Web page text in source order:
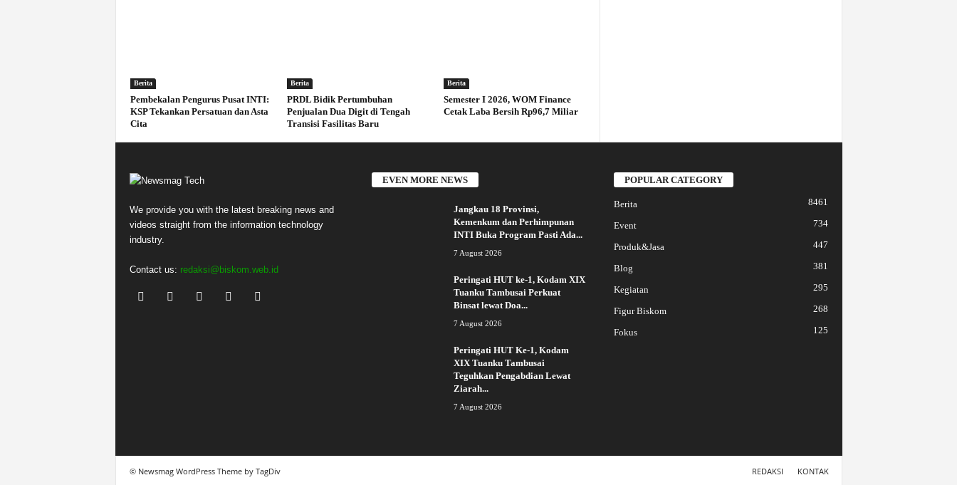
Berita
Pembekalan Pengurus Pusat INTI:
KSP Tekankan Persatuan dan Asta
Cita
Berita
PRDL Bidik Pertumbuhan
Penjualan Dua Digit di Tengah
Transisi Fasilitas Baru
Berita
Semester I 2026, WOM Finance
Cetak Laba Bersih Rp96,7 Miliar
We provide you with the latest breaking news and
videos straight from the information technology
industry.
Contact us: redaksi@biskom.web.id
EVEN MORE NEWS
Jangkau 18 Provinsi,
Kemenkum dan Perhimpunan
INTI Buka Program Pasti Ada...
7 August 2026
Peringati HUT ke-1, Kodam XIX
Tuanku Tambusai Perkuat
Binsat lewat Doa...
7 August 2026
Peringati HUT Ke-1, Kodam
XIX Tuanku Tambusai
Teguhkan Pengabdian Lewat
Ziarah...
7 August 2026
POPULAR CATEGORY
Berita 8461
Event 734
Produk&Jasa 447
Blog 381
Kegiatan 295
Figur Biskom 268
Fokus 125
REDAKSI KONTAK
© Newsmag WordPress Theme by TagDiv